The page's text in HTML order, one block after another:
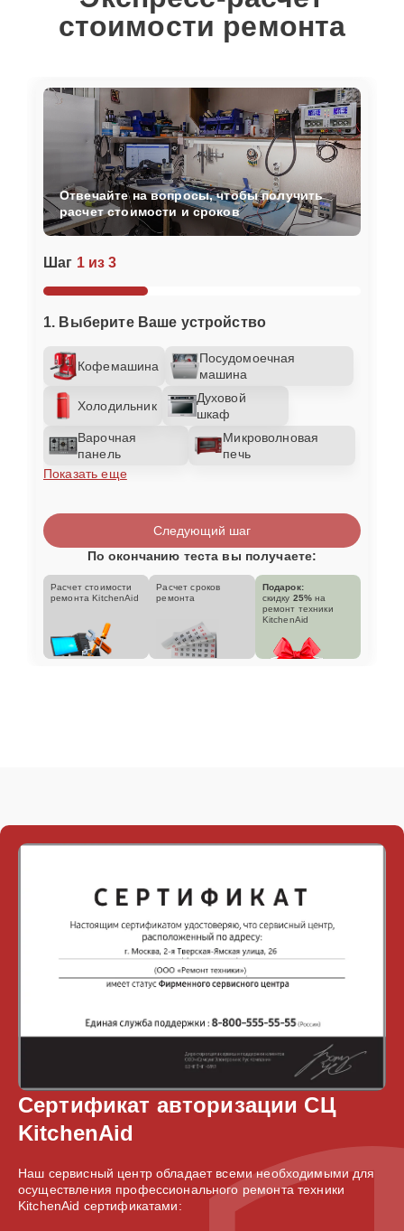
стоимости ремонта
Шаг 1 из 3
1. Выберите Ваше устройство
Кофемашина
Посудомоечная
машина
Холодильник
Духовой
шкаф
Варочная
панель
Микроволновая
печь
Показать еще
Отвечайте на вопросы, чтобы получить
расчет стоимости и сроков
Следующий шаг
По окончанию теста вы получаете:
Расчет стоимости
ремонта KitchenAid
Расчет сроков
ремонта
Подарок:
скидку 25% на
ремонт техники
KitchenAid
Сертификат авторизации СЦ
KitchenAid
Наш сервисный центр обладает всеми необходимыми для
осуществления профессионального ремонта техники
KitchenAid сертификатами: